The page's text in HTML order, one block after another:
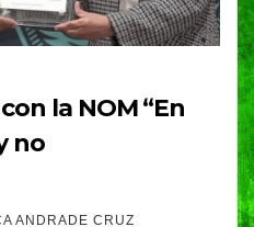
la NOM “En
no
ANDRADE CRUZ